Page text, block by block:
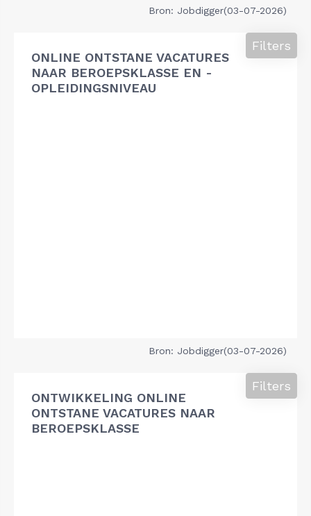
Bron: Jobdigger(03-07-2026)
ONLINE ONTSTANE VACATURES
NAAR BEROEPSKLASSE EN -
OPLEIDINGSNIVEAU
Filters
Bron: Jobdigger(03-07-2026)
ONTWIKKELING ONLINE
ONTSTANE VACATURES NAAR
BEROEPSKLASSE
Filters